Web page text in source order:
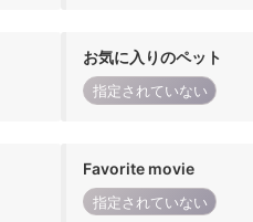
お気に入りのペット
指定されていない
Favorite movie
指定されていない